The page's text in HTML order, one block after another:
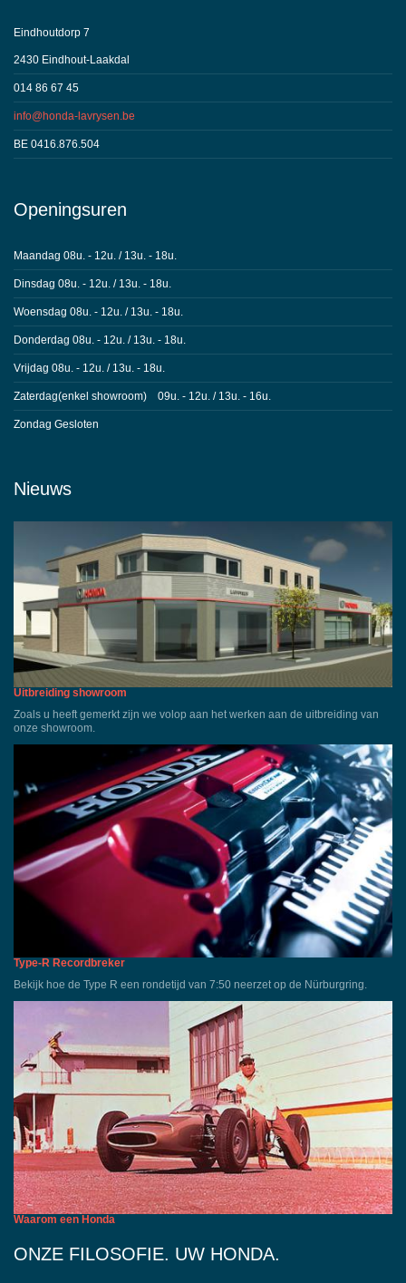
Eindhoutdorp 7
2430 Eindhout-Laakdal
014 86 67 45
info@honda-lavrysen.be
BE 0416.876.504
Openingsuren
Maandag 08u. - 12u. / 13u. - 18u.
Dinsdag 08u. - 12u. / 13u. - 18u.
Woensdag 08u. - 12u. / 13u. - 18u.
Donderdag 08u. - 12u. / 13u. - 18u.
Vrijdag 08u. - 12u. / 13u. - 18u.
Zaterdag(enkel showroom) 09u. - 12u. / 13u. - 16u.
Zondag Gesloten
Nieuws
Uitbreiding showroom
Zoals u heeft gemerkt zijn we volop aan het werken aan de uitbreiding van
onze showroom.
Type-R Recordbreker
Bekijk hoe de Type R een rondetijd van 7:50 neerzet op de Nürburgring.
Waarom een Honda
ONZE FILOSOFIE. UW HONDA.